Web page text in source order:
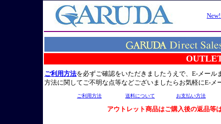
ご利用方法を必ずご確認をいただきましたうえで、E-メー
方法に関してご不明な点等などございましたらお気軽にE-
ご利用方法 送料について お支払い方法
アウトレット商品はご購入後の返品等